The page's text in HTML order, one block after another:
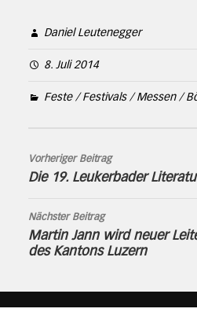
Daniel Leutenegger
8. Juli 2014
Feste / Festivals / Messen /
Vorheriger Beitrag
Die 19. Leukerbader
Nächster Beitrag
Martin Jann wird neuer
des Kantons Luzern